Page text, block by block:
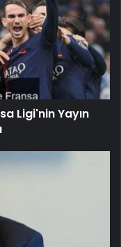
Ligi'nin Yayın